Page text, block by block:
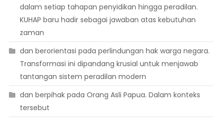
dalam setiap tahapan penyidikan hingga peradilan.
KUHAP baru hadir sebagai jawaban atas kebutuhan
zaman
dan berorientasi pada perlindungan hak warga negara.
Transformasi ini dipandang krusial untuk menjawab
tantangan sistem peradilan modern
dan berpihak pada Orang Asli Papua. Dalam konteks
tersebut